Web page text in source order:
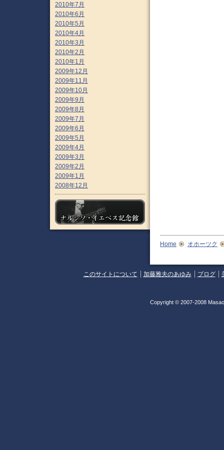
2010年7月
2010年6月
2010年5月
2010年4月
2010年3月
2010年2月
2010年1月
2009年12月
2009年11月
2009年10月
2009年9月
2009年8月
2009年7月
2009年6月
2009年5月
2009年4月
2009年3月
2009年2月
2009年1月
2008年12月
Home オホーツク
このサイトについて 加藤雅夫のあゆみ ブログ
Copyright © 2007-2008